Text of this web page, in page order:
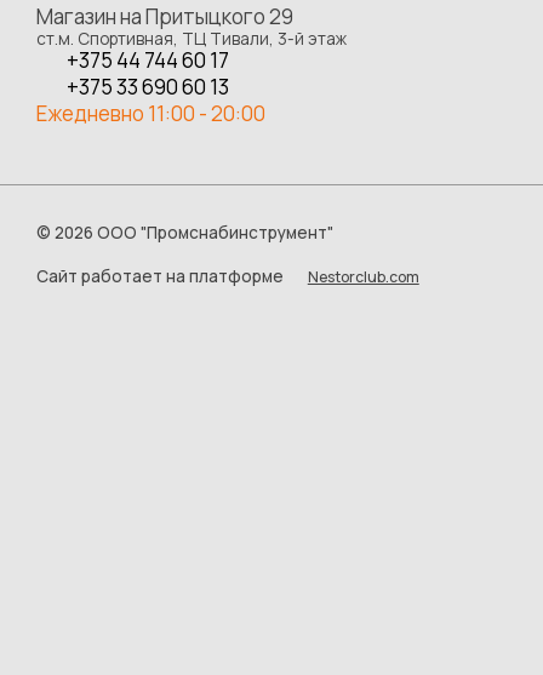
Магазин на Притыцкого 29
ст.м. Спортивная, ТЦ Тивали, 3-й этаж
+375 44 744 60 17
+375 33 690 60 13
Ежедневно 11:00 - 20:00
© 2026 ООО "Промснабинструмент"
Сайт работает на платформе
Nestorclub.com